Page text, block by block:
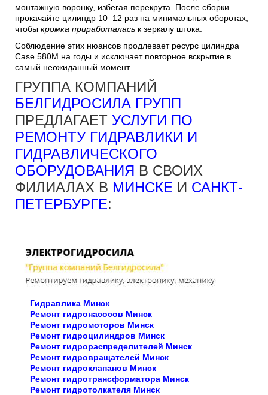
монтажную воронку, избегая перекрута. После сборки
прокачайте цилиндр 10–12 раз на минимальных оборотах,
чтобы кромка приработалась к зеркалу штока.
Соблюдение этих нюансов продлевает ресурс цилиндра
Case 580M на годы и исключает повторное вскрытие в
самый неожиданный момент.
ГРУППА КОМПАНИЙ
БЕЛГИДРОСИЛА ГРУПП
ПРЕДЛАГАЕТ УСЛУГИ ПО
РЕМОНТУ ГИДРАВЛИКИ И
ГИДРАВЛИЧЕСКОГО
ОБОРУДОВАНИЯ В СВОИХ
ФИЛИАЛАХ В МИНСКЕ И САНКТ-
ПЕТЕРБУРГЕ:
Гидравлика Минск
Ремонт гидронасосов Минск
Ремонт гидромоторов Минск
Ремонт гидроцилиндров Минск
Ремонт гидрораспределителей Минск
Ремонт гидровращателей Минск
Ремонт гидроклапанов Минск
Ремонт гидротрансформатора Минск
Ремонт гидротолкателя Минск